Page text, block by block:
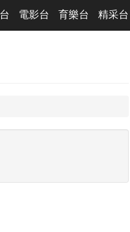
電影台 育樂台 精采台